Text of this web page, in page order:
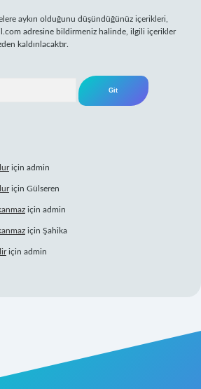
aykırı olduğunu düşündüğünüz içerikleri,
adresine bildirmeniz halinde, ilgili içerikler
kaldırılacaktır.
için admin
için Gülseren
için admin
için Şahika
için admin